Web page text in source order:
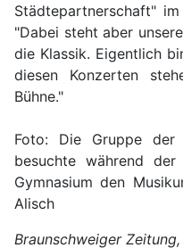
Städtepartnerschaft"
"Dabei steht aber
die Klassik. Eigentlich
diesen Konzerten
Bühne."
Foto: Die Gruppe der
besuchte während
Gymnasium den
Alisch
Braunschweiger